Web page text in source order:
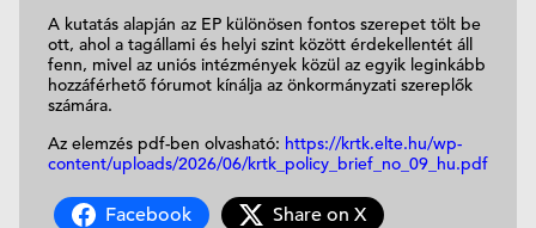
A kutatás alapján az EP különösen fontos szerepet tölt be
ott, ahol a tagállami és helyi szint között érdekellentét áll
fenn, mivel az uniós intézmények közül az egyik leginkább
hozzáférhető fórumot kínálja az önkormányzati szereplők
számára.
Az elemzés pdf-ben olvasható: https://krtk.elte.hu/wp-
content/uploads/2026/06/krtk_policy_brief_no_09_hu.pdf
Facebook
Share on X